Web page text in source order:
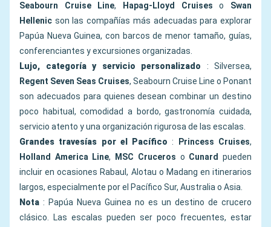
Seabourn Cruise Line, Hapag-Lloyd Cruises o Swan
Hellenic son las compañías más adecuadas para explorar
Papúa Nueva Guinea, con barcos de menor tamaño, guías,
conferenciantes y excursiones organizadas.
Lujo, categoría y servicio personalizado : Silversea,
Regent Seven Seas Cruises, Seabourn Cruise Line o Ponant
son adecuados para quienes desean combinar un destino
poco habitual, comodidad a bordo, gastronomía cuidada,
servicio atento y una organización rigurosa de las escalas.
Grandes travesías por el Pacífico : Princess Cruises,
Holland America Line, MSC Cruceros o Cunard pueden
incluir en ocasiones Rabaul, Alotau o Madang en itinerarios
largos, especialmente por el Pacífico Sur, Australia o Asia.
Nota : Papúa Nueva Guinea no es un destino de crucero
clásico. Las escalas pueden ser poco frecuentes, estar